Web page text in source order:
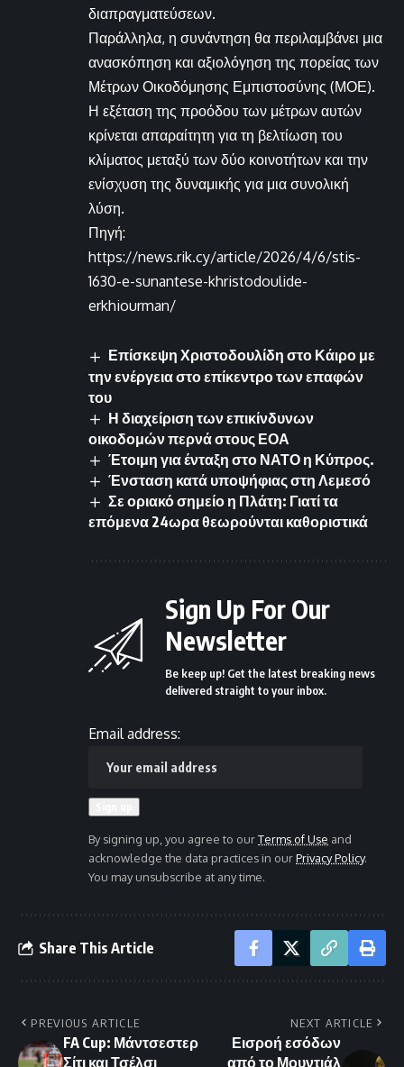
διαπραγματεύσεων.
Παράλληλα, η συνάντηση θα περιλαμβάνει μια
ανασκόπηση και αξιολόγηση της πορείας των
Μέτρων Οικοδόμησης Εμπιστοσύνης (ΜΟΕ).
Η εξέταση της προόδου των μέτρων αυτών
κρίνεται απαραίτητη για τη βελτίωση του
κλίματος μεταξύ των δύο κοινοτήτων και την
ενίσχυση της δυναμικής για μια συνολική
λύση.
Πηγή:
https://news.rik.cy/article/2026/4/6/stis-
1630-e-sunantese-khristodoulide-
erkhiourman/
Επίσκεψη Χριστοδουλίδη στο Κάιρο με
την ενέργεια στο επίκεντρο των επαφών
του
Η διαχείριση των επικίνδυνων
οικοδομών περνά στους ΕΟΑ
Έτοιμη για ένταξη στο ΝΑΤΟ η Κύπρος.
Ένσταση κατά υποψήφιας στη Λεμεσό
Σε οριακό σημείο η Πλάτη: Γιατί τα
επόμενα 24ωρα θεωρούνται καθοριστικά
Sign Up For Our
Newsletter
Be keep up! Get the latest breaking news
delivered straight to your inbox.
Email address:
By signing up, you agree to ourTerms of Use and
acknowledge the data practices in ourPrivacy Policy.
You may unsubscribe at any time.
Share This Article
PREVIOUS ARTICLE
FA Cup: Μάντσεστερ
Σίτι και Τσέλσι
NEXT ARTICLE
Εισροή εσόδων
από το Μουντιάλ